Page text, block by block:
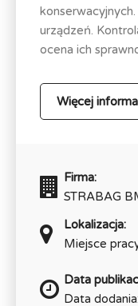
urządzeń.
ocena ich
Więcej
Firma:
STRABAG
Lokalizacja:
Miejsce
Data
Data